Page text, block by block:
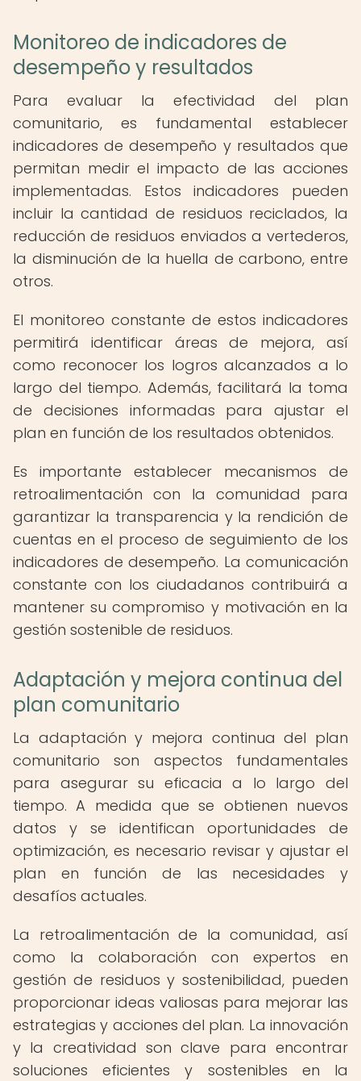
Monitoreo de indicadores de
desempeño y resultados
Para evaluar la efectividad del plan
comunitario, es fundamental establecer
indicadores de desempeño y resultados que
permitan medir el impacto de las acciones
implementadas. Estos indicadores pueden
incluir la cantidad de residuos reciclados, la
reducción de residuos enviados a vertederos,
la disminución de la huella de carbono, entre
otros.
El monitoreo constante de estos indicadores
permitirá identificar áreas de mejora, así
como reconocer los logros alcanzados a lo
largo del tiempo. Además, facilitará la toma
de decisiones informadas para ajustar el
plan en función de los resultados obtenidos.
Es importante establecer mecanismos de
retroalimentación con la comunidad para
garantizar la transparencia y la rendición de
cuentas en el proceso de seguimiento de los
indicadores de desempeño. La comunicación
constante con los ciudadanos contribuirá a
mantener su compromiso y motivación en la
gestión sostenible de residuos.
Adaptación y mejora continua del
plan comunitario
La adaptación y mejora continua del plan
comunitario son aspectos fundamentales
para asegurar su eficacia a lo largo del
tiempo. A medida que se obtienen nuevos
datos y se identifican oportunidades de
optimización, es necesario revisar y ajustar el
plan en función de las necesidades y
desafíos actuales.
La retroalimentación de la comunidad, así
como la colaboración con expertos en
gestión de residuos y sostenibilidad, pueden
proporcionar ideas valiosas para mejorar las
estrategias y acciones del plan. La innovación
y la creatividad son clave para encontrar
soluciones eficientes y sostenibles en la